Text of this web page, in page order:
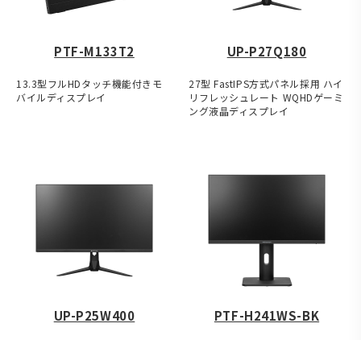
PTF-M133T2
13.3型フルHDタッチ機能付きモ
バイルディスプレイ
UP-P27Q180
27型 FastIPS方式パネル採用 ハイ
リフレッシュレート WQHDゲーミ
ング液晶ディスプレイ
UP-P25W400 PTF-H241WS-BK